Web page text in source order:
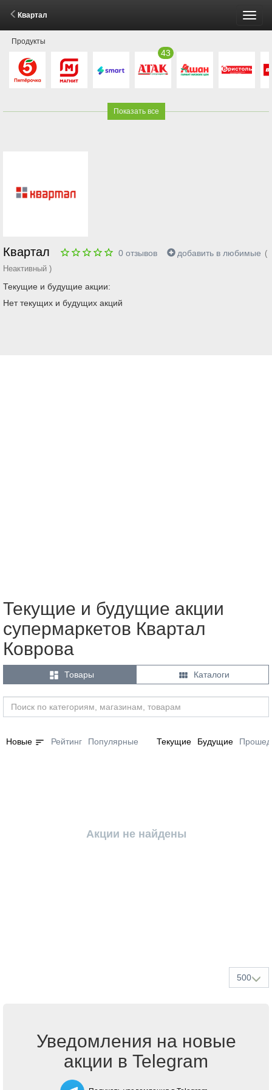
Квартал
Продукты
43
Показать все
Квартал 0 отзывов добавить в любимые (
Неактивный )
Текущие и будущие акции:
Нет текущих и будущих акций
Текущие и будущие акции
супермаркетов Квартал
Коврова
 Товары  Каталоги
Новые sort Рейтинг Популярные Текущие Будущие
Акции не найдены
500
Уведомления на новые
акции в Telegram